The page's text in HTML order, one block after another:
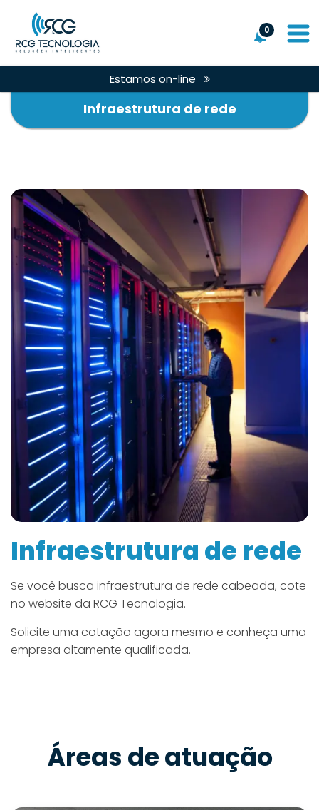
Estamos on-line
0
Infraestrutura de rede
Infraestrutura de rede
Se você busca infraestrutura de rede cabeada, cote
no website da RCG Tecnologia.
Solicite uma cotação agora mesmo e conheça uma
empresa altamente qualificada.
Áreas de atuação